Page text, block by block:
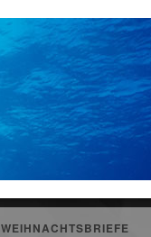
WEIHNACHTSBRIEFE